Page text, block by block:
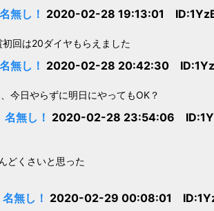
無し！ 2020-02-28 19:13:01
回は20ダイヤもらえました
無し！ 2020-02-28 20:42:30
今日やらずに明日にやってもOK？
無し！ 2020-02-28 23:54:06
どくさいと思った
無し！ 2020-02-29 00:08:01